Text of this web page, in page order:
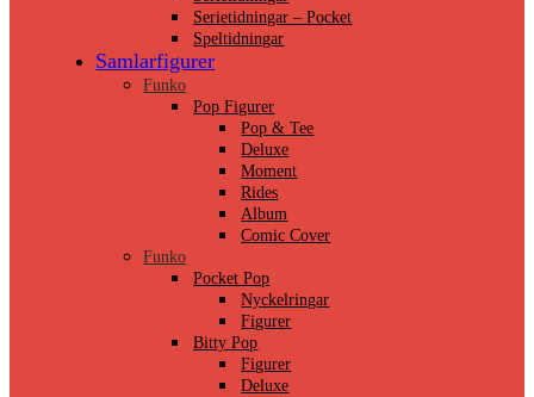
Serietidningar – Pocket
Speltidningar
Samlarfigurer
Funko
Pop Figurer
Pop & Tee
Deluxe
Moment
Rides
Album
Comic Cover
Funko
Pocket Pop
Nyckelringar
Figurer
Bitty Pop
Figurer
Deluxe